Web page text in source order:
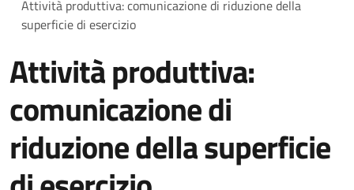
Attività produttiva: comunicazione di riduzione della
superficie di esercizio
Attività produttiva:
comunicazione di
riduzione della superficie